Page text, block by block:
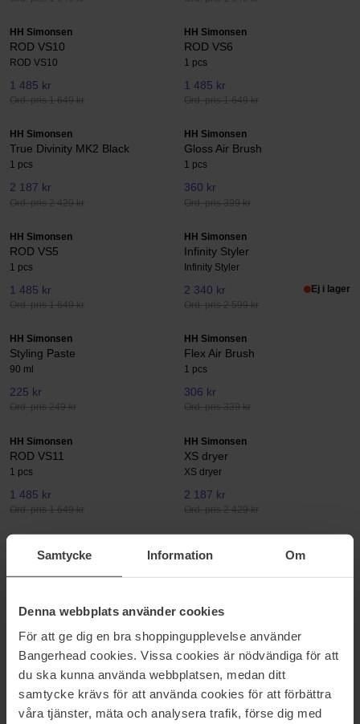
Samtycke Information Om
Denna webbplats använder cookies
För att ge dig en bra shoppingupplevelse använder
Bangerhead cookies. Vissa cookies är nödvändiga för att
du ska kunna använda webbplatsen, medan ditt
samtycke krävs för att använda cookies för att förbättra
våra tjänster, mäta och analysera trafik, förse dig med
HH Simonsen
ROD VS10
ROD VS10
1 485 kr
Ord. pris 1 649 kr
HH Simonsen
ROD VS6
1 pcs
1 485 kr
Ord. pris 1 649 kr
HH Simonsen
True Divinity MK2 Black
1 pcs
2 187 kr
Ord. pris 2 429 kr
HH Simonsen
Gloss Air Brush
1 pcs
360 kr
Ord. pris 399 kr
HH Simonsen
ROD VS5
1 pcs
1 485 kr
Ord. pris 1 649 kr
HH Simonsen
Infinity Styler
Infinity Styler
2 340 kr
Ord. pris 2 599 kr
Ej i lager
HH Simonsen
Styling Paste
90 ml
225 kr
Ord. pris 249 kr
HH Simonsen
Flex Air Brush
1 pcs
306 kr
Ord. pris 339 kr
HH Simonsen
ROD VS11
1 pcs
1 485 kr
Ord. pris 1 649 kr
HH Simonsen
XS dryer
XS dryer
2 187 kr
Ord. pris 2 429 kr
Universal Soft Styler
1 pcs
Hybrid Air Styler
Ord. pris 3 309 kr
HH Simonsen
ROD Curling Iron VS8
1 pcs
1 665 kr
Ord. pris 1 849 kr
Ej i lager
HH Simonsen
Heatspray Protection
Heatspray Protection
243 kr
Ord. pris 269 kr